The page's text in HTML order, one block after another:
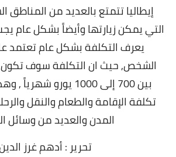
إيطاليا تتمتع بالعديد من المناطق
التي يمكن زيارتها وأيضاً بشكل عام
يعرف التكلفة بشكل عام تعتمد
الشخص,حيث ان التكلفة سوف تكون
بين 700 إلى 1000 يورو
تكلفة الإقامة والطعام والنقل
المدن والعديد من وسائل
تحرير : أدهم غرز